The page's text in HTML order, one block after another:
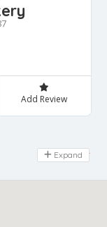
Add Review
Day Off
Expand